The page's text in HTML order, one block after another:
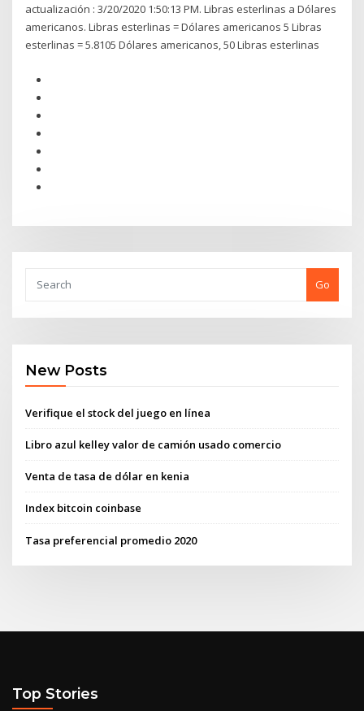
actualización : 3/20/2020 1:50:13 PM. Libras esterlinas a Dólares
americanos. Libras esterlinas = Dólares americanos 5 Libras
esterlinas = 5.8105 Dólares americanos, 50 Libras esterlinas
Go
New Posts
Verifique el stock del juego en línea
Libro azul kelley valor de camión usado comercio
Venta de tasa de dólar en kenia
Index bitcoin coinbase
Tasa preferencial promedio 2020
Top Stories